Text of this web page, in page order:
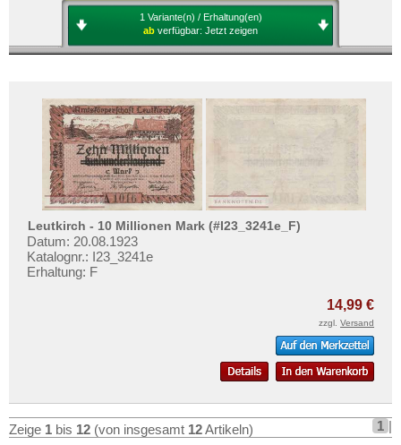
1 Variante(n) / Erhaltung(en)
ab verfügbar: Jetzt zeigen
Leutkirch - 10 Millionen Mark (#I23_3241e_F)
Datum: 20.08.1923
Katalognr.: I23_3241e
Erhaltung: F
14,99 €
zzgl. Versand
Zeige 1 bis 12 (von insgesamt 12Artikeln) 1 |